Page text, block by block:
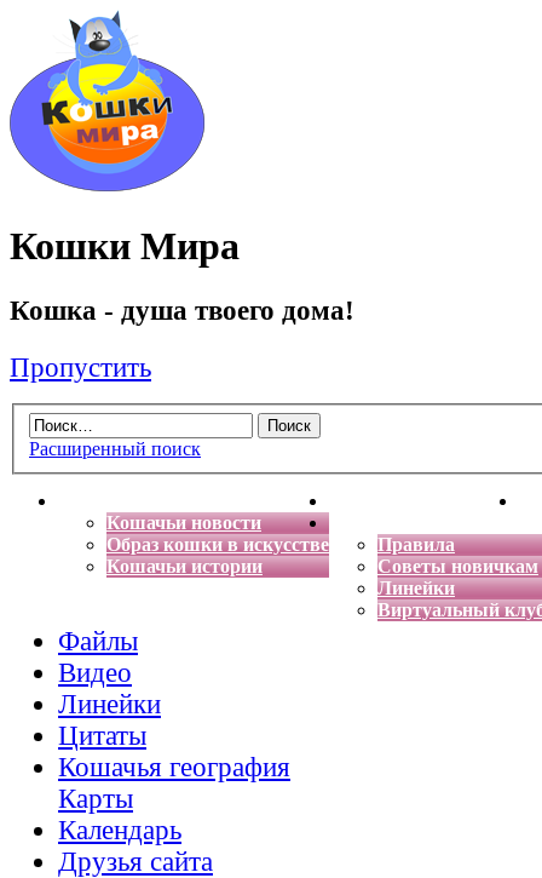
Кошки Мира
Кошка - душа твоего дома!
Пропустить
Расширенный поиск
Кошачьи новости
Образ кошки в искусстве
Кошачьи истории
Энциклопедия кошек
Правила
Советы новичкам
Линейки
Виртуальный
Файлы
Видео
Линейки
Цитаты
Кошачья география
Карты
Календарь
Друзья сайта